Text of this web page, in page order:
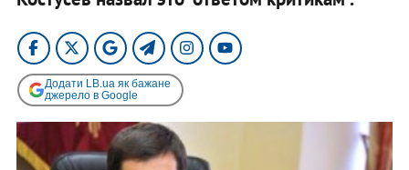
Додати LB.ua як бажане
джерело в Google